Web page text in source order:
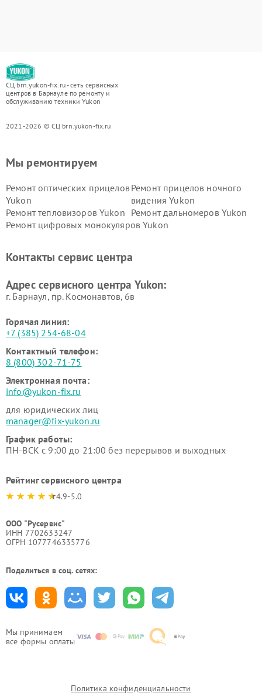
СЦ brn.yukon-fix.ru - сеть сервисных
центров в Барнауле по ремонту и
обслуживанию техники Yukon
2021-2026 © СЦ brn.yukon-fix.ru
Мы принимаем
все формы оплаты
Мы ремонтируем
Ремонт оптических прицелов
Yukon
Ремонт прицелов ночного
видения Yukon
Ремонт тепловизоров Yukon Ремонт дальномеров Yukon
Ремонт цифровых монокуляров Yukon
Контакты сервис центра
Адрес сервисного центра Yukon:
г. Барнаул, ​пр. Космонавтов, 6в
Горячая линия:
+7 (385) 254-68-04
Контактный телефон:
8 (800) 302-71-75
Электронная почта:
info@yukon-fix.ru
для юридических лиц
manager@fix-yukon.ru
График работы:
ПН-ВСК с 9:00 до 21:00 без перерывов и выходных
Рейтинг сервисного центра
4.9-5.0
ООО "Русервис"
ИНН 7702633247
ОГРН 1077746335776
Поделиться в соц. сетях:
Политика конфиденциальности